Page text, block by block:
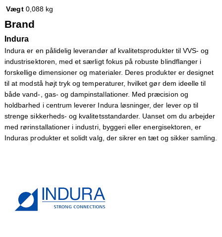
Vægt 0,088 kg
Brand
Indura
Indura er en pålidelig leverandør af kvalitetsprodukter til VVS- og
industrisektoren, med et særligt fokus på robuste blindflanger i
forskellige dimensioner og materialer. Deres produkter er designet
til at modstå højt tryk og temperaturer, hvilket gør dem ideelle til
både vand-, gas- og dampinstallationer. Med præcision og
holdbarhed i centrum leverer Indura løsninger, der lever op til
strenge sikkerheds- og kvalitetsstandarder. Uanset om du arbejder
med rørinstallationer i industri, byggeri eller energisektoren, er
Induras produkter et solidt valg, der sikrer en tæt og sikker samling.